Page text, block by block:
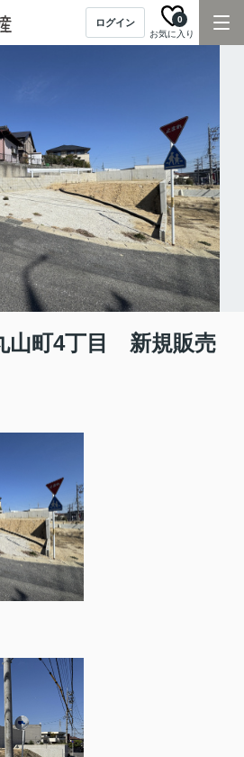
ログイン
お気に入り
0
山町4丁目 新規販売